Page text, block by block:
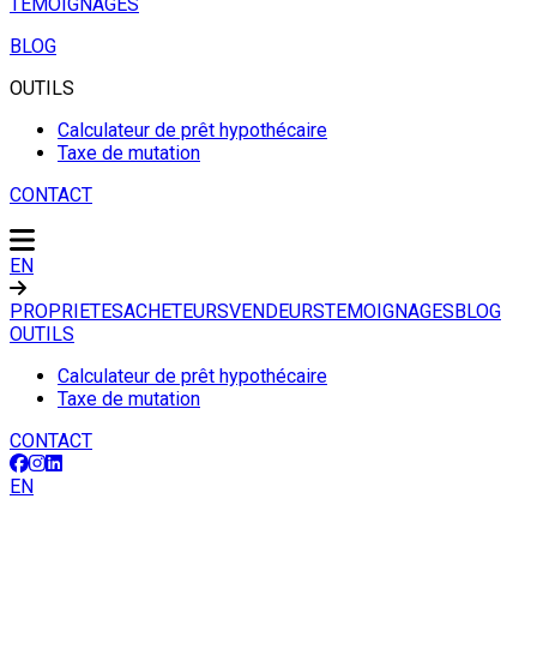
BLOG
OUTILS
Calculateur de prêt hypothécaire
Taxe de mutation
CONTACT
EN
PROPRIETESACHETEURSVENDEURSTEMOIGNAGESBLOG
OUTILS
Calculateur de prêt hypothécaire
Taxe de mutation
CONTACT
EN